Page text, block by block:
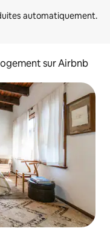
sur Airbnb